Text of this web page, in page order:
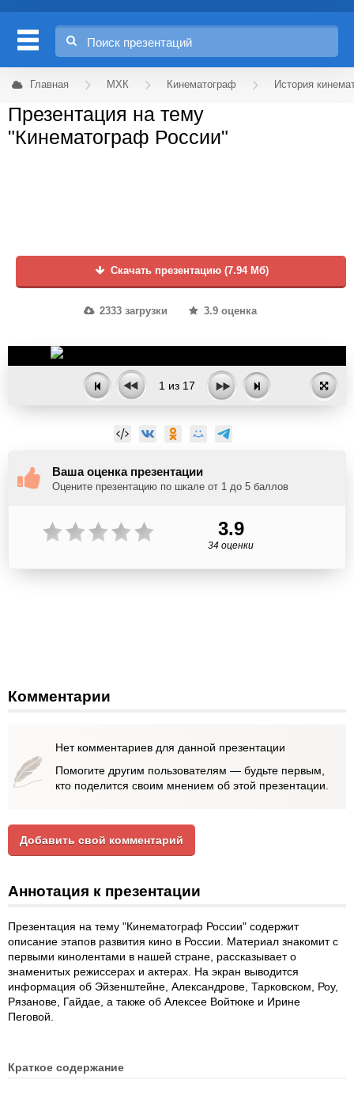
Главная МХК Кинематограф История
Презентация на тему
"Кинематограф России"
Скачать презентацию (7.94 Мб)
2333 загрузки 3.9 оценка
1 из 17
Ваша оценка презентации
Оцените презентацию по шкале от 1 до 5 баллов
3.9
34 оценки
Комментарии
Нет комментариев для данной презентации
Помогите другим пользователям — будьте первым,
кто поделится своим мнением об этой презентации.
Добавить свой комментарий
Аннотация к презентации
Презентация на тему "Кинематограф России" содержит
описание этапов развития кино в России. Материал знакомит с
первыми кинолентами в нашей стране, рассказывает о
знаменитых режиссерах и актерах. На экран выводится
информация об Эйзенштейне, Александрове, Тарковском, Роу,
Рязанове, Гайдае, а также об Алексее Войтюке и Ирине
Пеговой.
Краткое содержание